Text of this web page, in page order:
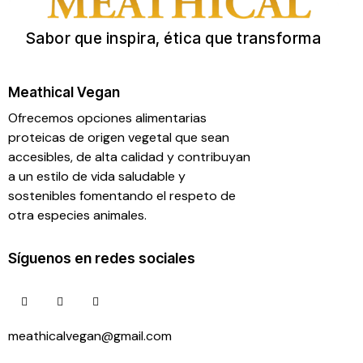
Sabor que inspira, ética que transforma
Meathical Vegan
Ofrecemos opciones alimentarias
proteicas de origen vegetal que sean
accesibles, de alta calidad y contribuyan
a un estilo de vida saludable y
sostenibles fomentando el respeto de
otra especies animales.
Síguenos en redes sociales
meathicalvegan@gmail.com